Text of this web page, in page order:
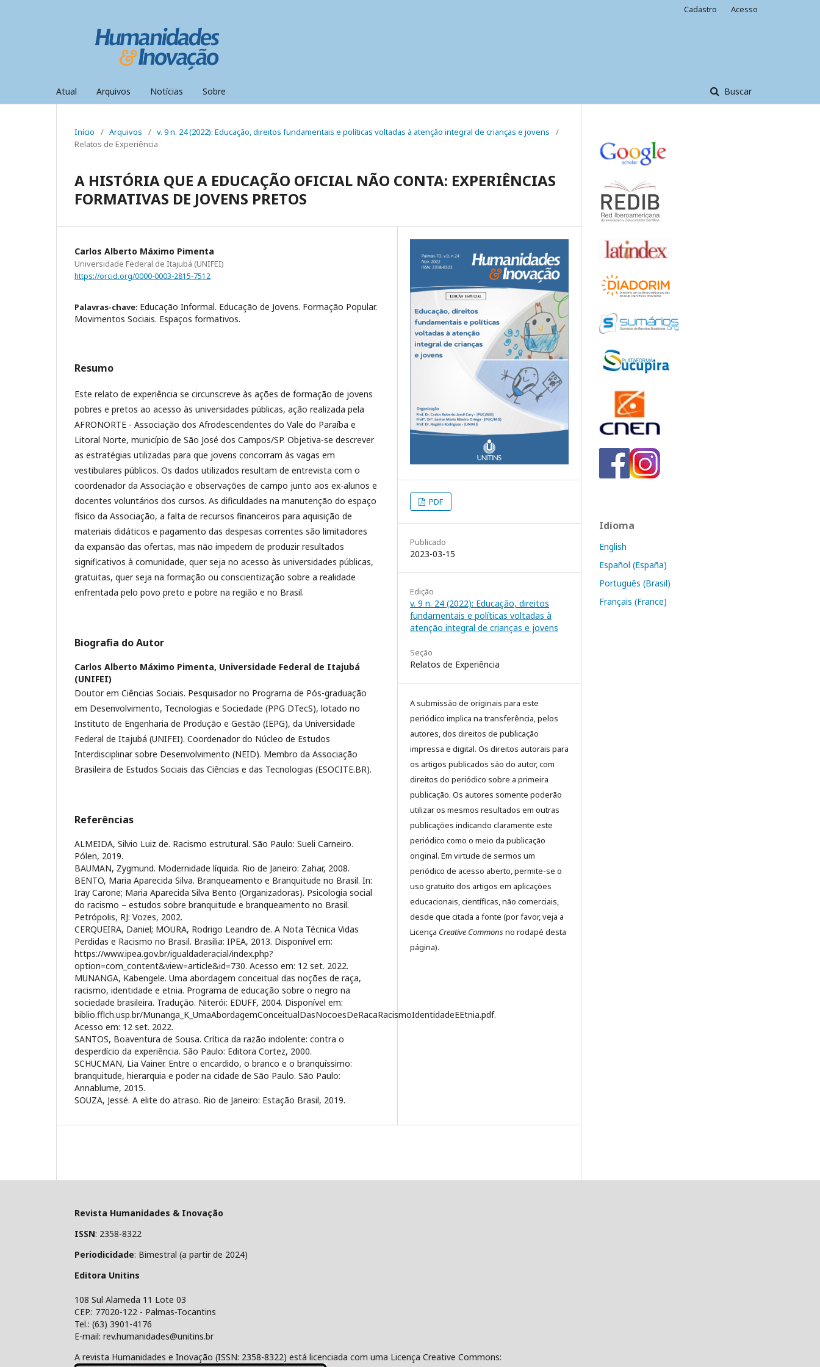
Atual Arquivos Notícias Sobre Buscar
Cadastro Acesso
Início / Arquivos / v. 9 n. 24 (2022): Educação, direitos fundamentais e políticas voltadas à atenção integral de crianças e jovens
/
Relatos de Experiência
A HISTÓRIA QUE A EDUCAÇÃO OFICIAL NÃO CONTA: EXPERIÊNCIAS
FORMATIVAS DE JOVENS PRETOS
Carlos Alberto Máximo Pimenta
Universidade Federal de Itajubá (UNIFEI)
https://orcid.org/0000-0003-2815-7512
Palavras-chave: Educação Informal. Educação de Jovens. Formação Popular.
Movimentos Sociais. Espaços formativos.
Resumo
Este relato de experiência se circunscreve às ações de formação de jovens
pobres e pretos ao acesso às universidades públicas, ação realizada pela
AFRONORTE - Associação dos Afrodescendentes do Vale do Paraíba e
Litoral Norte, município de São José dos Campos/SP. Objetiva-se descrever
as estratégias utilizadas para que jovens concorram às vagas em
vestibulares públicos. Os dados utilizados resultam de entrevista com o
coordenador da Associação e observações de campo junto aos ex-alunos e
docentes voluntários dos cursos. As dificuldades na manutenção do espaço
físico da Associação, a falta de recursos financeiros para aquisição de
materiais didáticos e pagamento das despesas correntes são limitadores
da expansão das ofertas, mas não impedem de produzir resultados
significativos à comunidade, quer seja no acesso às universidades públicas,
gratuitas, quer seja na formação ou conscientização sobre a realidade
enfrentada pelo povo preto e pobre na região e no Brasil.
Biografia do Autor
Carlos Alberto Máximo Pimenta, Universidade Federal de Itajubá
(UNIFEI)
Doutor em Ciências Sociais. Pesquisador no Programa de Pós-graduação
em Desenvolvimento, Tecnologias e Sociedade (PPG DTecS), lotado no
Instituto de Engenharia de Produção e Gestão (IEPG), da Universidade
Federal de Itajubá (UNIFEI). Coordenador do Núcleo de Estudos
Interdisciplinar sobre Desenvolvimento (NEID). Membro da Associação
Brasileira de Estudos Sociais das Ciências e das Tecnologias (ESOCITE.BR).
Referências
ALMEIDA, Silvio Luiz de. Racismo estrutural. São Paulo: Sueli Carneiro.
Pólen, 2019.
BAUMAN, Zygmund. Modernidade líquida. Rio de Janeiro: Zahar, 2008.
BENTO, Maria Aparecida Silva. Branqueamento e Branquitude no Brasil. In:
Iray Carone; Maria Aparecida Silva Bento (Organizadoras). Psicologia social
do racismo – estudos sobre branquitude e branqueamento no Brasil.
Petrópolis, RJ: Vozes, 2002.
CERQUEIRA, Daniel; MOURA, Rodrigo Leandro de. A Nota Técnica Vidas
Perdidas e Racismo no Brasil. Brasília: IPEA, 2013. Disponível em:
https://www.ipea.gov.br/igualdaderacial/index.php?
option=com_content&view=article&id=730. Acesso em: 12 set. 2022.
MUNANGA, Kabengele. Uma abordagem conceitual das noções de raça,
racismo, identidade e etnia. Programa de educação sobre o negro na
sociedade brasileira. Tradução. Niterói: EDUFF, 2004. Disponível em:
biblio.fflch.usp.br/Munanga_K_UmaAbordagemConceitualDasNocoesDeRacaRacismoIdentidadeEEtnia.pdf.
Acesso em: 12 set. 2022.
SANTOS, Boaventura de Sousa. Crítica da razão indolente: contra o
desperdício da experiência. São Paulo: Editora Cortez, 2000.
SCHUCMAN, Lia Vainer. Entre o encardido, o branco e o branquíssimo:
branquitude, hierarquia e poder na cidade de São Paulo. São Paulo:
Annablume, 2015.
SOUZA, Jessé. A elite do atraso. Rio de Janeiro: Estação Brasil, 2019.
PDF
Publicado
2023-03-15
Edição
v. 9 n. 24 (2022): Educação, direitos
fundamentais e políticas voltadas à
atenção integral de crianças e jovens
Seção
Relatos de Experiência
A submissão de originais para este
periódico implica na transferência, pelos
autores, dos direitos de publicação
impressa e digital. Os direitos autorais para
os artigos publicados são do autor, com
direitos do periódico sobre a primeira
publicação. Os autores somente poderão
utilizar os mesmos resultados em outras
publicações indicando claramente este
periódico como o meio da publicação
original. Em virtude de sermos um
periódico de acesso aberto, permite-se o
uso gratuito dos artigos em aplicações
educacionais, científicas, não comerciais,
desde que citada a fonte (por favor, veja a
Licença Creative Commonsno rodapé desta
página).
Idioma
English
Español (España)
Português (Brasil)
Français (France)
Revista Humanidades & Inovação
ISSN: 2358-8322
Periodicidade: Bimestral (a partir de 2024)
Editora Unitins
108 Sul Alameda 11 Lote 03
CEP.: 77020-122 - Palmas-Tocantins
Tel.: (63) 3901-4176
E-mail: rev.humanidades@unitins.br
A revista Humanidades e Inovação (ISSN: 2358-8322) está licenciada com uma Licença Creative Commons: